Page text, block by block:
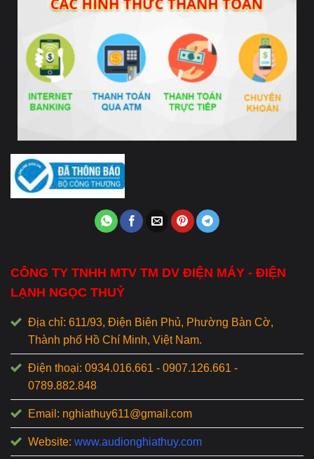
CÔNG TY TNHH MTV TM DV ĐIỆN MÁY - ĐIỆN
LẠNH NGỌC THUỶ
Địa chỉ: 611/93, Điện Biên Phủ, Phường Bàn Cờ,
Thành phố Hồ Chí Minh, Việt Nam.
Điện thoại: 0934.016.661 - 0907.126.661 -
0789.882.848
Email: nghiathuy611@gmail.com
Website: www.audionghiathuy.com